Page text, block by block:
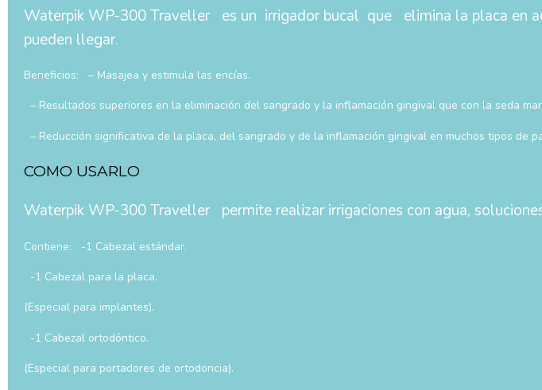
Waterpik WP-300 Traveller es un irrigador bucal que elimina la placa en
pueden llegar.
Beneficios: – Masajea y estimula las encías.
– Resultados superiores en la eliminación del sangrado y la inflamación gingival que con la seda
– Reducción significativa de la placa, del sangrado y de la inflamación gingival en muchos tipos de
COMO USARLO
Waterpik WP-300 Traveller permite realizar irrigaciones con agua,
Contiene: -1 Cabezal estándar.
-1 Cabezal para la placa.
(Especial para implantes).
-1 Cabezal ortodóntico.
(Especial para portadores de ortodoncia).